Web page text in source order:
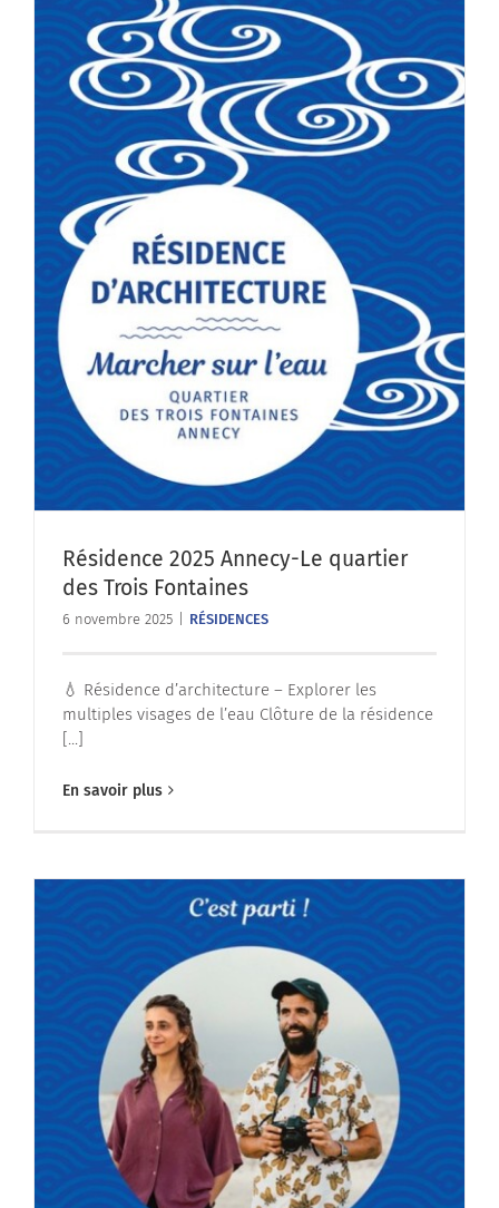
Résidence 2025 Annecy-Le quartier
des Trois Fontaines
6 novembre 2025 RÉSIDENCES
💧 Résidence d’architecture – Explorer les
multiples visages de l’eau Clôture de la résidence
[...]
En savoir plus